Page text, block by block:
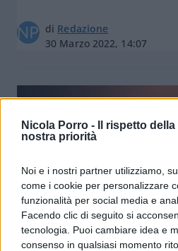
Nicola Porro -
Il rispetto
nostra priorità
Noi e i nostri partner utilizziamo,
come i cookie per personalizzare
funzionalità per social media e
Facendo clic di seguito si
tecnologia. Puoi cambiare idea e
consenso in qualsiasi momento
di Redazione
30 Marzo 2022, 14:07